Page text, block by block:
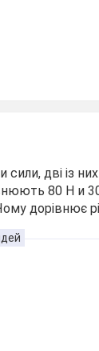
сили, дві із
80 Н и
дорівнює